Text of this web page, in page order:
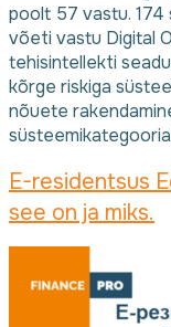
poolt 57 vastu. 174
võeti vastu Digital
tehisintellekti
kõrge riskiga
nõuete
E-residentsus
see on ja miks.